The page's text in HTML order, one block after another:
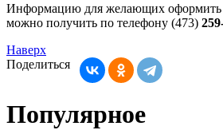
Информацию для желающих
можно получить по телефону (473)
Наверх
Поделиться
Популярное